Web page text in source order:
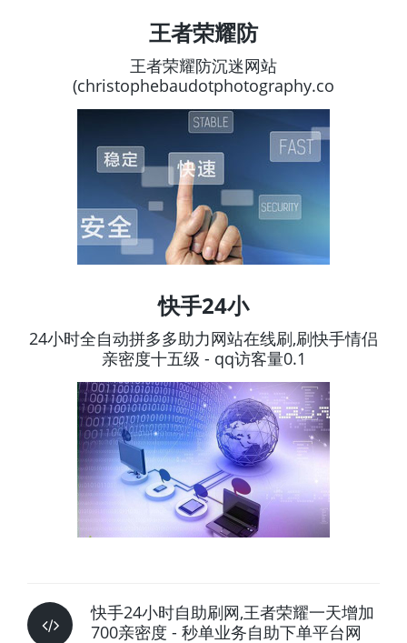
王者荣耀防
王者荣耀防沉迷网站
(christophebaudotphotography.co
快手24小
24小时全自动拼多多助力网站在线刷,刷快手情侣
亲密度十五级 - qq访客量0.1
快手24小时自助刷网,王者荣耀一天增加
700亲密度 - 秒单业务自助下单平台网